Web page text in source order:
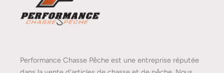
Performance Chasse Pêche est une entreprise réputée